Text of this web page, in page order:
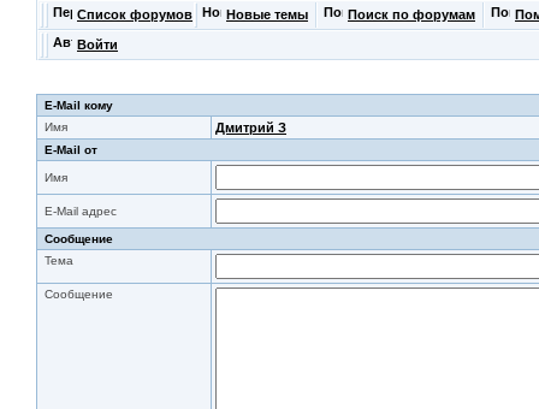
Список форумов Новые темы Поиск по форумам
Войти
E-Mail кому
Имя
Дмитрий З
E-Mail от
Имя
E-Mail адрес
Сообщение
Тема
Сообщение